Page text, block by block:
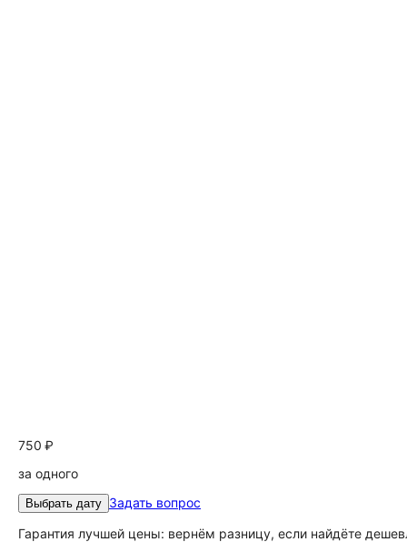
750 ₽
за одного
Выбрать дату Задать вопрос
Гарантия лучшей цены: вернём разницу, если найдёте